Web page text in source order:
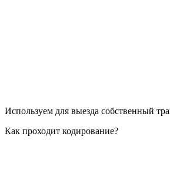
Используем для выезда собственный
Как проходит кодирование?